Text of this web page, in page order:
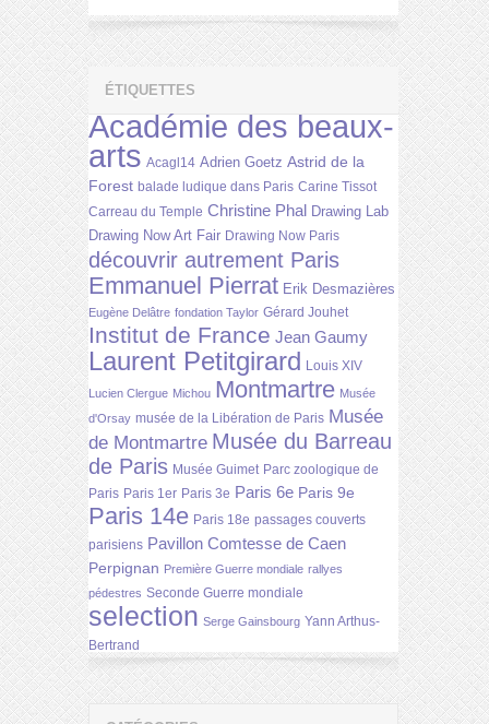
ÉTIQUETTES
Académie des beaux-
arts Acagl14 Adrien Goetz Astrid de la
Forest balade ludique dans Paris Carine Tissot
Carreau du Temple Christine Phal Drawing Lab
Drawing Now Art Fair Drawing Now Paris
découvrir autrement Paris
Emmanuel Pierrat Erik Desmazières
Eugène Delâtre fondation Taylor Gérard Jouhet
Institut de France Jean Gaumy
Laurent Petitgirard Louis XIV
Lucien Clergue Michou Montmartre Musée
d'Orsay musée de la Libération de Paris Musée
de Montmartre Musée du Barreau
de Paris Musée Guimet Parc zoologique de
Paris Paris 1er Paris 3e Paris 6e Paris 9e
Paris 14e Paris 18e passages couverts
parisiens Pavillon Comtesse de Caen
Perpignan Première Guerre mondiale rallyes
pédestres Seconde Guerre mondiale
selection Serge Gainsbourg Yann Arthus-
Bertrand